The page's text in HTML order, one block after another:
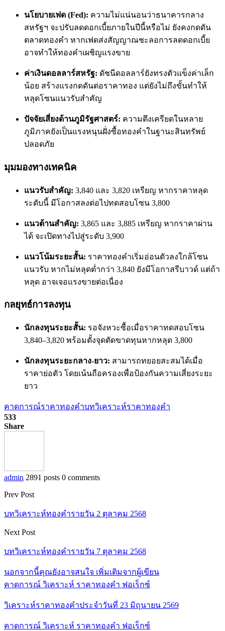
นโยบายเฟด (Fed): ความไม่แน่นอนว่าธนาคารกลาง
สหรัฐฯ จะปรับลดดอกเบี้ยภายในปีนี้หรือไม่ ยังคงกดดัน
ตลาดทองคำ หากเฟดส่งสัญญาณชะลอการลดดอกเบี้ย
อาจทำให้ทองคำเผชิญแรงขาย
ค่าเงินดอลลาร์สหรัฐ: ดัชนีดอลลาร์ยังทรงตัวแข็งค่าเล็ก
น้อย สร้างแรงกดดันต่อราคาทอง แต่ยังไม่ถึงขั้นทำให้
หลุดโซนแนวรับสำคัญ
ปัจจัยเสี่ยงด้านภูมิรัฐศาสตร์: ความตึงเครียดในหลาย
ภูมิภาคยังเป็นแรงหนุนฝั่งซื้อทองคำในฐานะสินทรัพย์
ปลอดภัย
มุมมองทางเทคนิค
แนวรับสำคัญ: 3,840 และ 3,820 เหรียญ หากราคาหลุด
ระดับนี้ มีโอกาสลงต่อไปทดสอบโซน 3,800
แนวต้านสำคัญ: 3,865 และ 3,885 เหรียญ หากราคาผ่าน
ได้ จะเปิดทางไปสู่ระดับ 3,900
แนวโน้มระยะสั้น: ราคาทองคำเริ่มอ่อนตัวลงใกล้โซน
แนวรับ หากไม่หลุดต่ำกว่า 3,840 ยังมีโอกาสรีบาวด์ แต่ถ้า
หลุด อาจเจอแรงขายต่อเนื่อง
กลยุทธ์การลงทุน
นักลงทุนระยะสั้น: รอจังหวะซื้อเมื่อราคาทดสอบโซน
3,840–3,820 พร้อมตั้งจุดตัดขาดทุนหากหลุด 3,800
นักลงทุนระยะกลาง-ยาว: สามารถทยอยสะสมได้เมื่อ
ราคาย่อตัว โดยเน้นถือครองเพื่อป้องกันความเสี่ยงระยะ
ยาว
คาดการณ์ราคาทองคำบทวิเคราะห์ราคาทองคำ
533
Share
admin 2891 posts 0 comments
Prev Post
บทวิเคราะห์ทองคำรายวัน 2 ตุลาคม 2568
Next Post
บทวิเคราะห์ทองคำรายวัน 7 ตุลาคม 2568
นอกจากนี้คุณยังอาจสนใจ เพิ่มเติมจากผู้เขียน
คาดการณ์ วิเคราะห์ ราคาทองคำ ฟอเร็กซ์
วิเคราะห์ราคาทองคำประจำวันที่ 23 มิถุนายน 2569
คาดการณ์ วิเคราะห์ ราคาทองคำ ฟอเร็กซ์